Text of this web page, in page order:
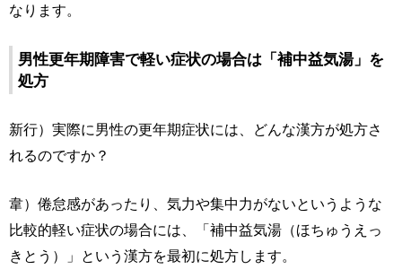
なります。
男性更年期障害で軽い症状の場合は「補中益気湯」を
処方
新行）実際に男性の更年期症状には、どんな漢方が処方さ
れるのですか？
韋）倦怠感があったり、気力や集中力がないというような
比較的軽い症状の場合には、「補中益気湯（ほちゅうえっ
きとう）」という漢方を最初に処方します。